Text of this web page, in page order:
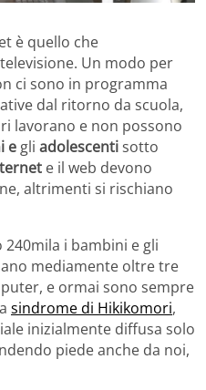
è quello che
Un modo per
ci sono in programma
dal ritorno da scuola,
lavorano e non possono
e gli adolescentisotto
e il web devono
altrimenti si rischiano
i bambini e gli
mediamente oltre tre
e ormai sono sempre
sindrome di Hikikomori,
inizialmente diffusa solo
piede anche da noi,